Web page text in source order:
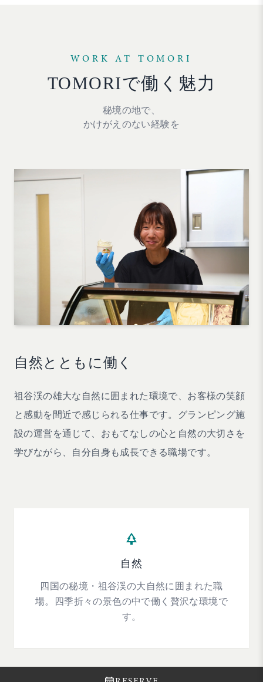
WORK AT TOMORI
TOMORIで働く魅力
秘境の地で、
かけがえのない経験を
自然とともに働く
祖谷渓の雄大な自然に囲まれた環境で、お客様の笑顔
と感動を間近で感じられる仕事です。グランピング施
設の運営を通じて、おもてなしの心と自然の大切さを
学びながら、自分自身も成長できる職場です。
park
自然
四国の秘境・祖谷渓の大自然に囲まれた職
場。四季折々の景色の中で働く贅沢な環境で
す。